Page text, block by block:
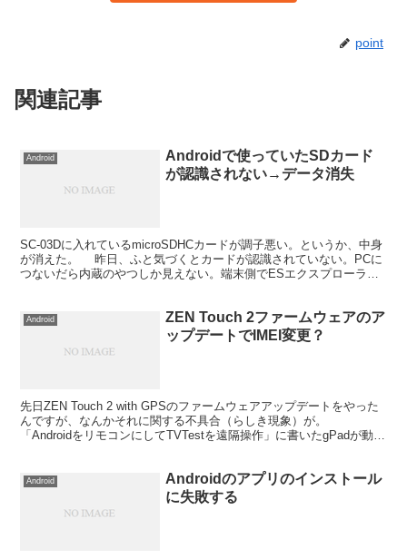
point
関連記事
Android
Androidで使っていたSDカード
が認識されない→データ消失
SC-03Dに入れているmicroSDHCカードが調子悪い。というか、中身
が消えた。 昨日、ふと気づくとカードが認識されていない。PCに
つないだら内蔵のやつしか見えない。端末側でESエクスプローラー
Android
ZEN Touch 2ファームウェアのア
ップデートでIMEI変更？
先日ZEN Touch 2 with GPSのファームウェアアップデートをやった
んですが、なんかそれに関する不具合（らしき現象）が。
「AndroidをリモコンにしてTVTestを遠隔操作」に書いたgPadが動か
Android
Androidのアプリのインストール
に失敗する